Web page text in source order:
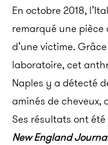
En octobre 2018,
remarqué une
d’une victime.
laboratoire, cet
Naples y a détecté
aminés de cheveux,
Ses résultats ont
New England